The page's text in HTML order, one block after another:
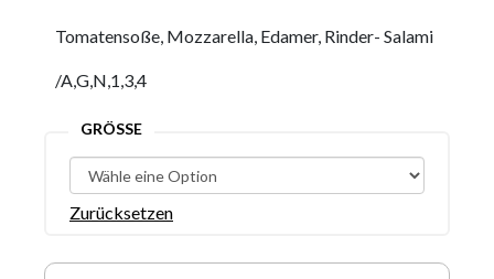
Tomatensoße, Mozzarella, Edamer, Rinder- Salami
/A,G,N,1,3,4
GRÖSSE
Zurücksetzen